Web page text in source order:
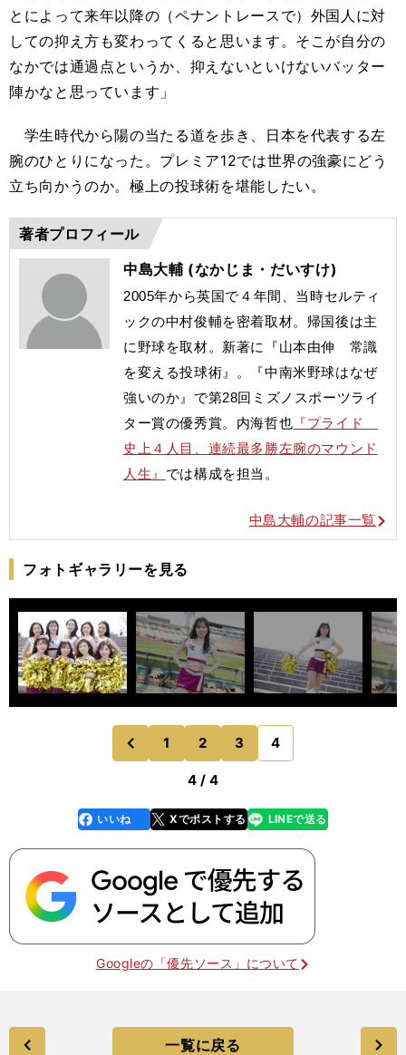
とによって来年以降の（ペナントレースで）外国人に対
しての抑え方も変わってくると思います。そこが自分の
なかでは通過点というか、抑えないといけないバッター
陣かなと思っています」
学生時代から陽の当たる道を歩き、日本を代表する左
腕のひとりになった。プレミア12では世界の強豪にどう
立ち向かうのか。極上の投球術を堪能したい。
著者プロフィール
中島大輔 (なかじま・だいすけ)
2005年から英国で４年間、当時セルティ
ックの中村俊輔を密着取材。帰国後は主
に野球を取材。新著に『山本由伸 常識
を変える投球術』。
『中南米野球はなぜ
強いのか』で第28回ミズノスポーツライ
ター賞の優秀賞。内海哲也 『プライド
史上４人目、連続最多勝左腕のマウンド
人生』 では構成を担当。
中島大輔の記事一覧
フォトギャラリーを見る
前
のページへ
1 2 3 4
4 / 4
faceboo
k
いいね Xでポストする
line LINEで送る
Googleの「優先ソース」について
一覧に戻る